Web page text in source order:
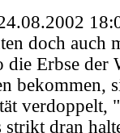
doch auch
Erbse der
bekommen,
verdoppelt,
dran